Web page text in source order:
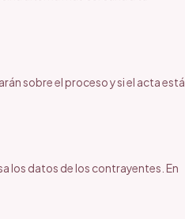
sobre el proceso y si el acta está
los datos de los contrayentes. En